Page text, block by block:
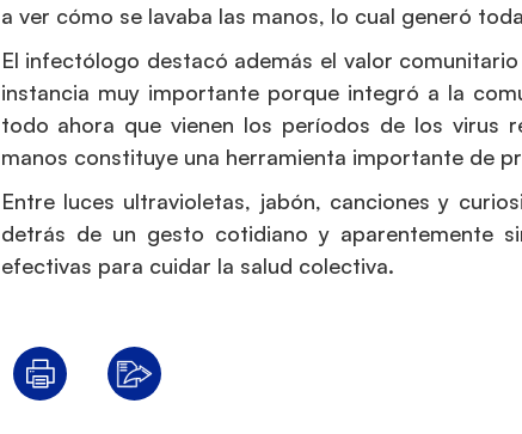
a ver cómo se lavaba las manos, lo cual generó
El infectólogo destacó además el valor
instancia muy importante porque integró a la
todo ahora que vienen los períodos de los virus
manos constituye una herramienta importante de
Entre luces ultravioletas, jabón, canciones y
detrás de un gesto cotidiano y aparentemente
efectivas para cuidar la salud colectiva.